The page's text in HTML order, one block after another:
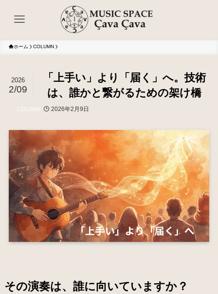
ホーム COLUMN
「上手い」より「届く」へ。技術
は、誰かと繋がるための架け橋
2026
2/09
COLUMN 2026年2月9日
その演奏は、誰に向いていますか？